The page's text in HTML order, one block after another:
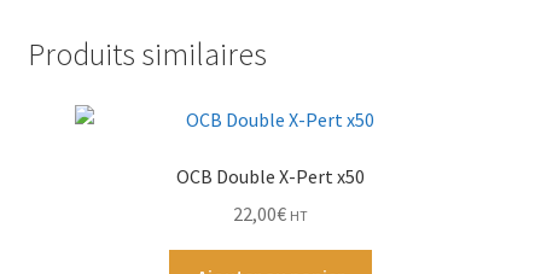
Encens
Entretien / Nettoyage
Produits similaires
OCB Double X-Pert x50
22,00€ HT